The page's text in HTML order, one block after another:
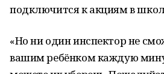
подключится к акциям в
«Но ни один инспектор не
вашим ребёнком каждую